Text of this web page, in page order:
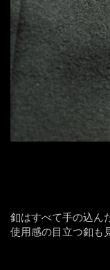
釦はすべて手の込ん
使用感の目立つ釦も